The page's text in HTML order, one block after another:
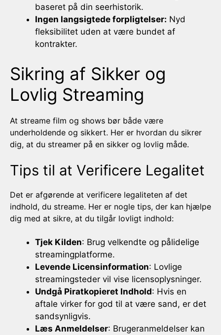
baseret på din seerhistorik.
Ingen langsigtede forpligtelser: Nyd
fleksibilitet uden at være bundet af
kontrakter.
Sikring af Sikker og
Lovlig Streaming
At streame film og shows bør både være
underholdende og sikkert. Her er hvordan du sikrer
dig, at du streamer på en sikker og lovlig måde.
Tips til at Verificere Legalitet
Det er afgørende at verificere legaliteten af det
indhold, du streame. Her er nogle tips, der kan hjælpe
dig med at sikre, at du tilgår lovligt indhold:
Tjek Kilden: Brug velkendte og pålidelige
streamingplatforme.
Levende Licensinformation: Lovlige
streamingsteder vil vise licensoplysninger.
Undgå Piratkopieret Indhold: Hvis en
aftale virker for god til at være sand, er det
sandsynligvis.
Læs Anmeldelser: Brugeranmeldelser kan